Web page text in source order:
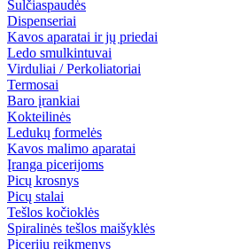
Sulčiaspaudės
Dispenseriai
Kavos aparatai ir jų priedai
Ledo smulkintuvai
Virduliai / Perkoliatoriai
Termosai
Baro įrankiai
Kokteilinės
Ledukų formelės
Kavos malimo aparatai
Įranga picerijoms
Picų krosnys
Picų stalai
Tešlos kočioklės
Spiralinės tešlos maišyklės
Picerijų reikmenys